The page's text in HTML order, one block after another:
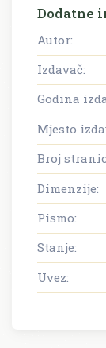
Dodatne
Autor:
Izdavač:
Godina
Mjesto
Broj
Dimenzije:
Pismo:
Stanje:
Uvez: